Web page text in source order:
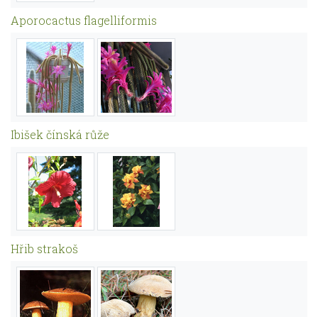
Aporocactus flagelliformis
Ibišek čínská růže
Hřib strakoš